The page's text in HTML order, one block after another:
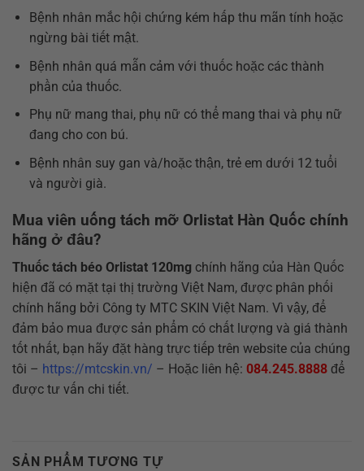
Bệnh nhân mắc hội chứng kém hấp thu mãn tính hoặc
ngừng bài tiết mật.
Bệnh nhân quá mẫn cảm với thuốc hoặc các thành
phần của thuốc.
Phụ nữ mang thai, phụ nữ có thể mang thai và phụ nữ
đang cho con bú.
Bệnh nhân suy gan và/hoặc thận, trẻ em dưới 12 tuổi
và người già.
Mua viên uống tách mỡ Orlistat Hàn Quốc chính
hãng ở đâu?
Thuốc tách béo Orlistat 120mg chính hãng của Hàn Quốc
hiện đã có mặt tại thị trường Việt Nam, được phân phối
chính hãng bởi Công ty MTC SKIN Việt Nam. Vì vậy, để
đảm bảo mua được sản phẩm có chất lượng và giá thành
tốt nhất, bạn hãy đặt hàng trực tiếp trên website của chúng
tôi – https://mtcskin.vn/ – Hoặc liên hệ: 084.245.8888 để
được tư vấn chi tiết.
SẢN PHẨM TƯƠNG TỰ